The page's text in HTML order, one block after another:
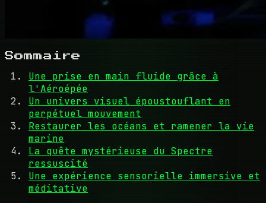
Sommaire
Une prise en main fluide grâce à
l'Aéroépée
Un univers visuel époustouflant en
perpétuel mouvement
Restaurer les océans et ramener la vie
marine
La quête mystérieuse du Spectre
ressuscité
Une expérience sensorielle immersive et
méditative